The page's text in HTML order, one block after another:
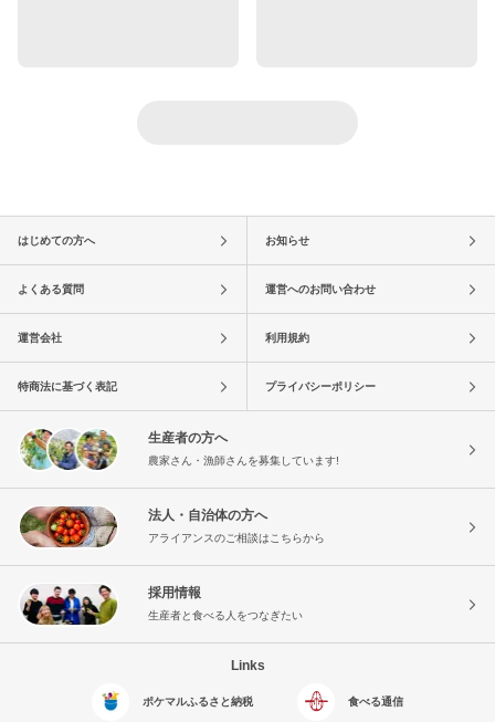
はじめての方へ お知らせ
よくある質問 運営へのお問い合わせ
運営会社 利用規約
特商法に基づく表記 プライバシーポリシー
生産者の方へ
農家さん・漁師さんを募集しています!
法人・自治体の方へ
アライアンスのご相談はこちらから
採用情報
生産者と食べる人をつなぎたい
Links
ポケマルふるさと納税 食べる通信